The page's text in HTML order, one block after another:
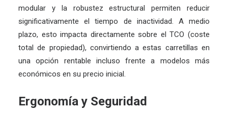
modular y la robustez estructural permiten reducir
significativamente el tiempo de inactividad. A medio
plazo, esto impacta directamente sobre el TCO (coste
total de propiedad), convirtiendo a estas carretillas en
una opción rentable incluso frente a modelos más
económicos en su precio inicial.
Ergonomía y Seguridad